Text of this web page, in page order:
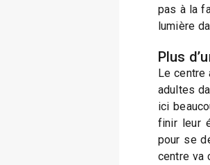
pas à la
lumière
Plus
Le centre
adultes
ici
finir leur
pour se
centre va